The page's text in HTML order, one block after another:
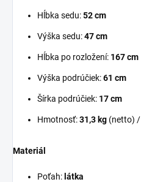
Hĺbka sedu:52 cm
Výška sedu:47 cm
Hĺbka po rozložení: 167 cm
Výška podrúčiek:61 cm
Šírka podrúčiek: 17 cm
Hmotnosť:31,3 kg (netto) /
Materiál
Poťah: látka